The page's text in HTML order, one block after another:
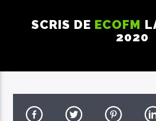
AM ZIS CEVA
BUG MAFIA FEAT.
SCRIS DE ECOFM
2020